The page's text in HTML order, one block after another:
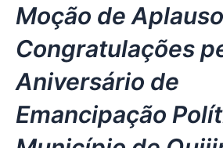
Moção de
Congratulações
Aniversário de
Emancipação